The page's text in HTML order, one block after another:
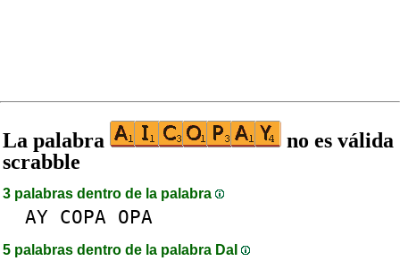
La palabra
no es válida
scrabble
3 palabras dentro de la palabra
AY COPA OPA
5 palabras dentro de la palabra DaI